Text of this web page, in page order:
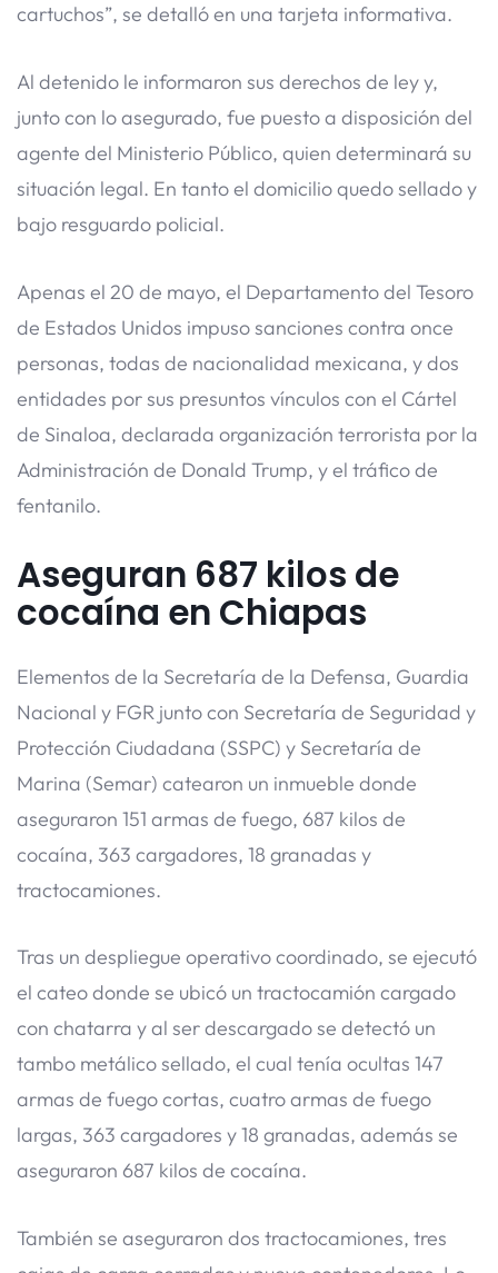
cartuchos”, se detalló en una tarjeta informativa.
Al detenido le informaron sus derechos de ley y,
junto con lo asegurado, fue puesto a disposición del
agente del Ministerio Público, quien determinará su
situación legal. En tanto el domicilio quedo sellado y
bajo resguardo policial.
Apenas el 20 de mayo, el Departamento del Tesoro
de Estados Unidos impuso sanciones contra once
personas, todas de nacionalidad mexicana, y dos
entidades por sus presuntos vínculos con el Cártel
de Sinaloa, declarada organización terrorista por la
Administración de Donald Trump, y el tráfico de
fentanilo.
Aseguran 687 kilos de
cocaína en Chiapas
Elementos de la Secretaría de la Defensa, Guardia
Nacional y FGR junto con Secretaría de Seguridad y
Protección Ciudadana (SSPC) y Secretaría de
Marina (Semar) catearon un inmueble donde
aseguraron 151 armas de fuego, 687 kilos de
cocaína, 363 cargadores, 18 granadas y
tractocamiones.
Tras un despliegue operativo coordinado, se ejecutó
el cateo donde se ubicó un tractocamión cargado
con chatarra y al ser descargado se detectó un
tambo metálico sellado, el cual tenía ocultas 147
armas de fuego cortas, cuatro armas de fuego
largas, 363 cargadores y 18 granadas, además se
aseguraron 687 kilos de cocaína.
También se aseguraron dos tractocamiones, tres